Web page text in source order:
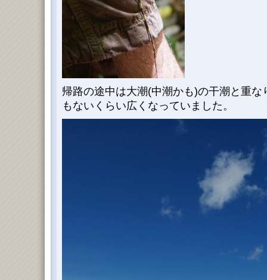
帰路の途中は大潮(中潮かも)の干潮と重
もないくらい広くなっていました。